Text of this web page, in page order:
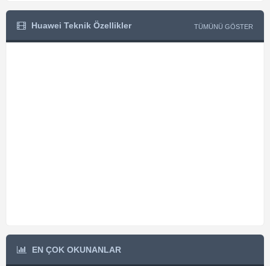
Huawei Teknik Özellikler TÜMÜNÜ GÖSTER
EN ÇOK OKUNANLAR